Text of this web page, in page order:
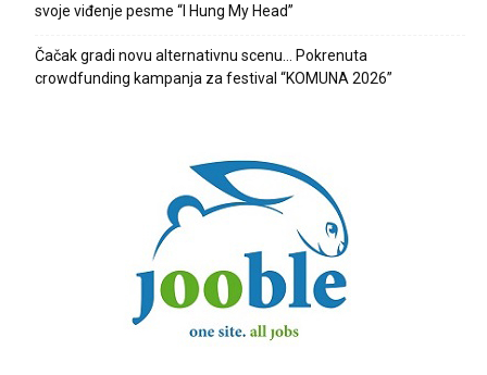
svoje viđenje pesme “I Hung My Head”
Čačak gradi novu alternativnu scenu… Pokrenuta
crowdfunding kampanja za festival “KOMUNA 2026”